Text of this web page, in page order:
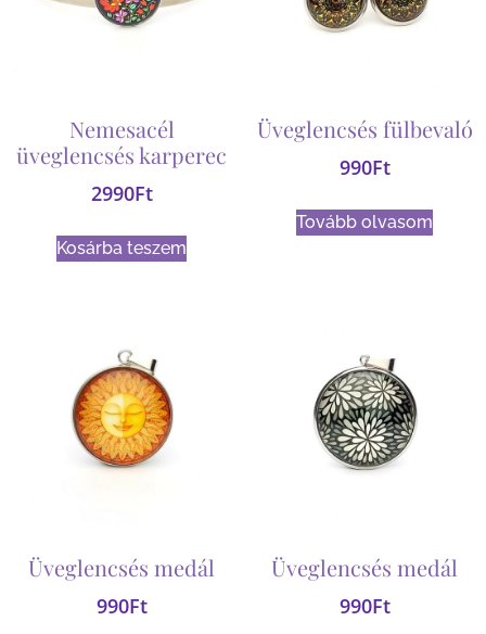
Nemesacél
üveglencsés karperec
2990Ft
Kosárba teszem
Üveglencsés fülbevaló
990Ft
Tovább olvasom
Üveglencsés medál
990Ft
Üveglencsés medál
990Ft